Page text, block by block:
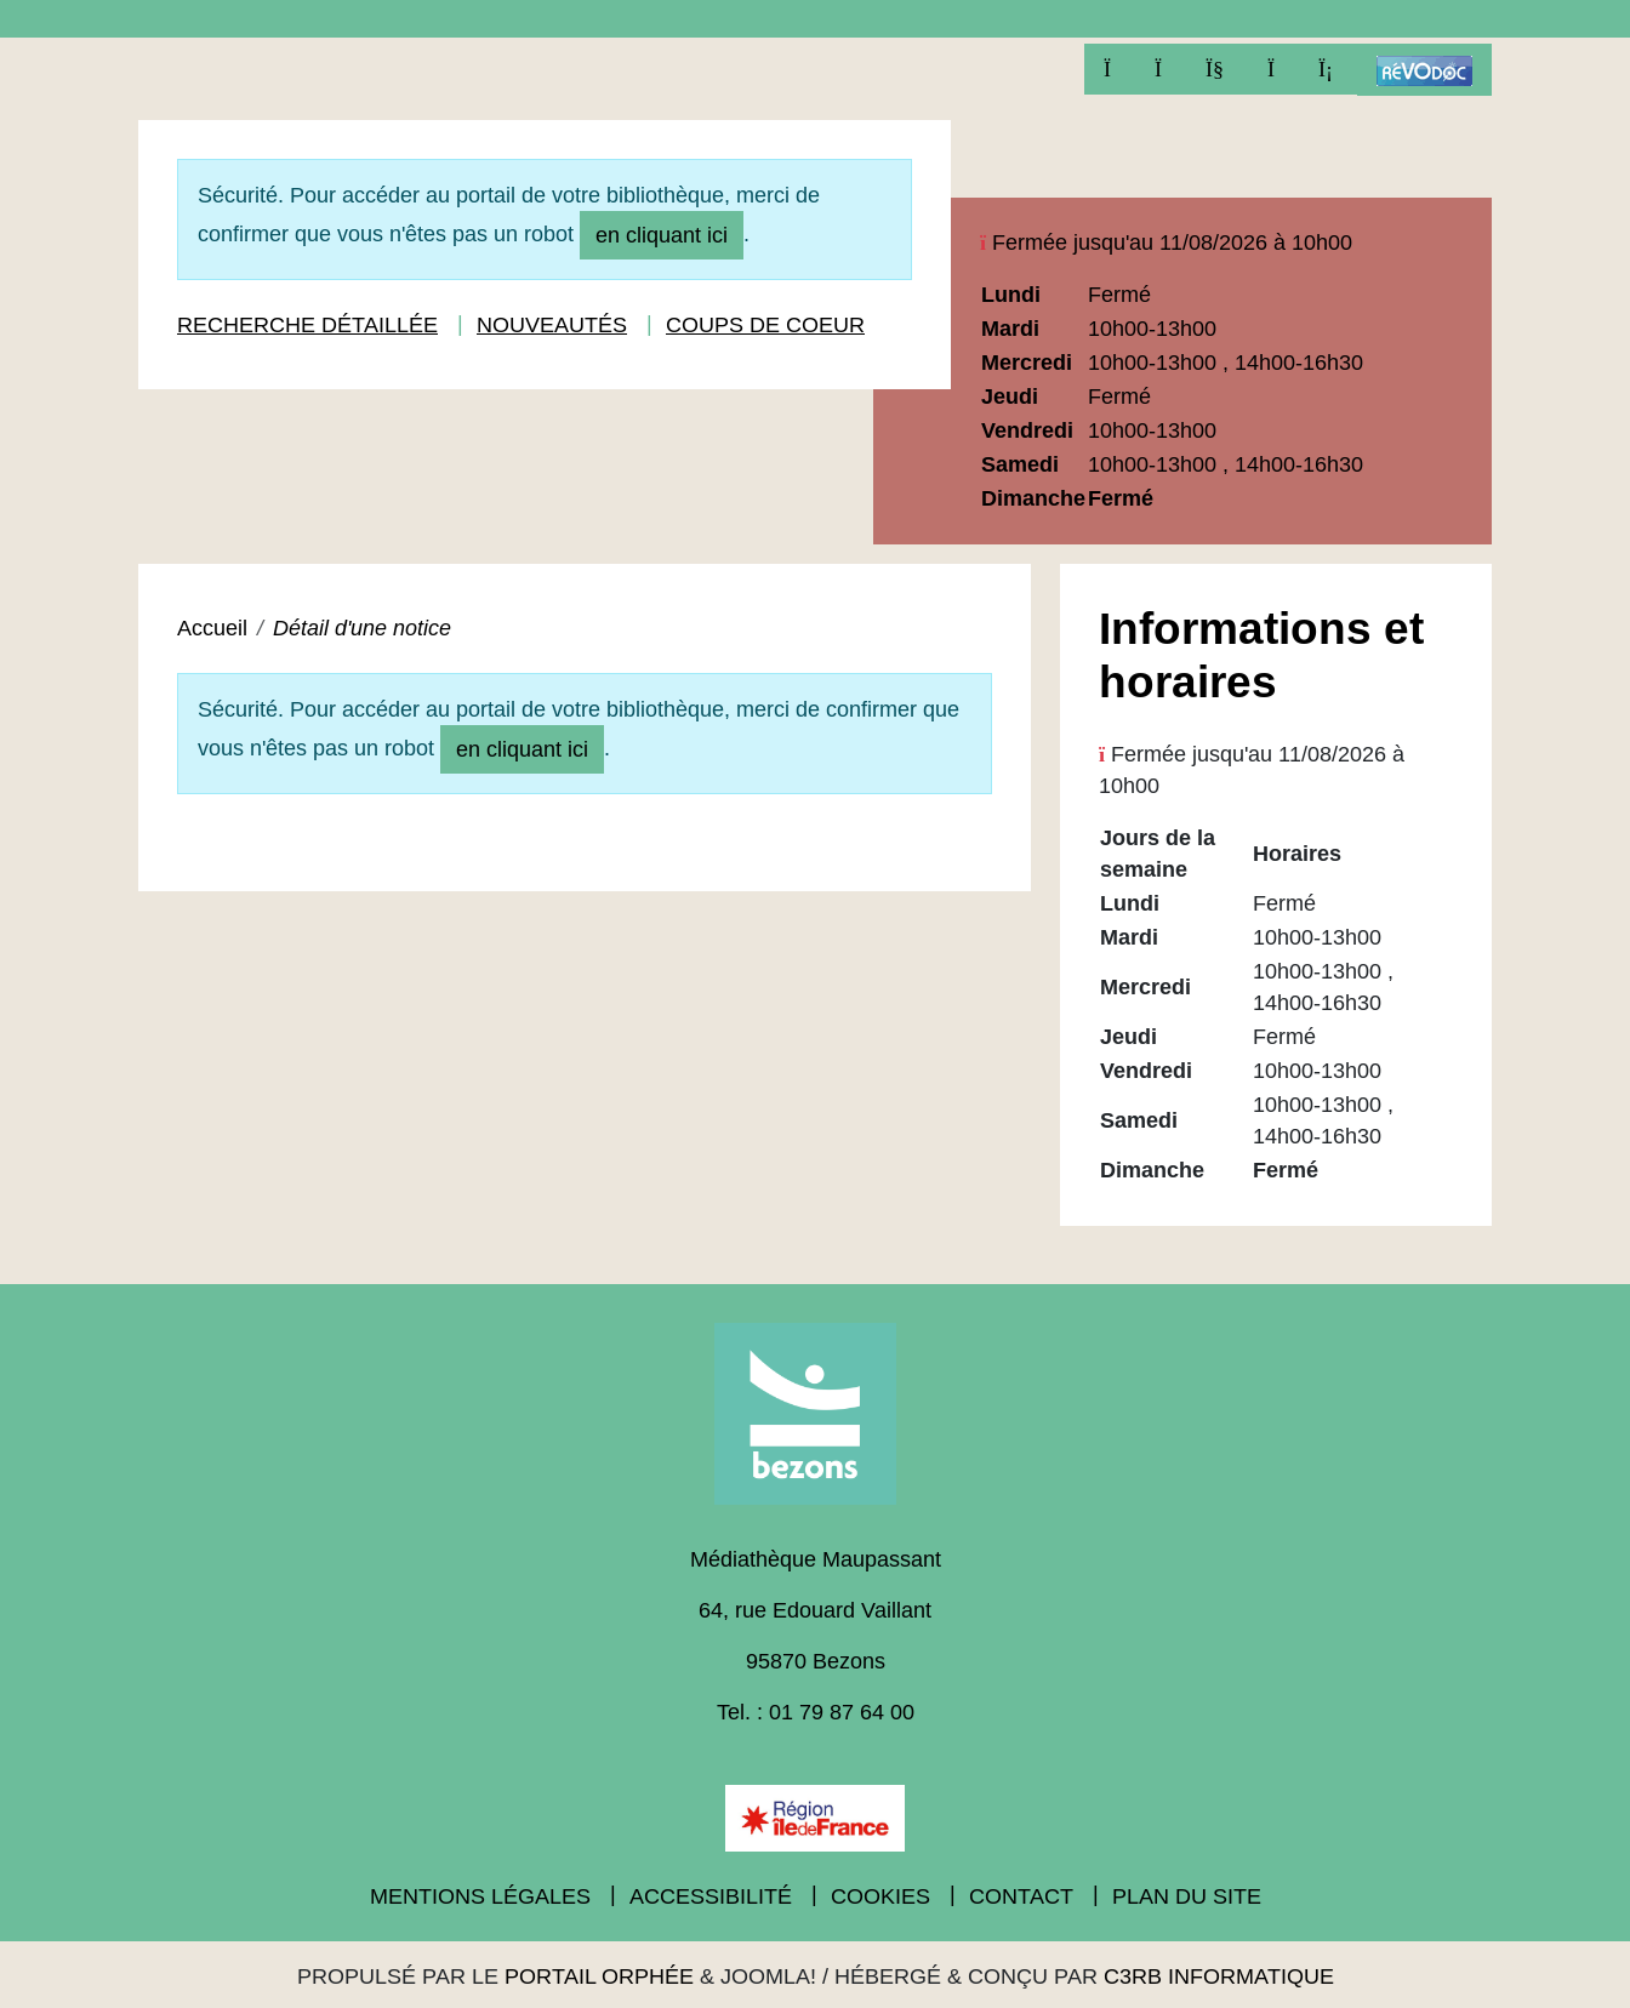
FACEBOOK
TWITTERYOUTUBEINSTAGRAM
LINKEDIN
Sécurité. Pour accéder au portail de votre bibliothèque, merci de
confirmer que vous n'êtes pas un robot
en cliquant ici .
RECHERCHE DÉTAILLÉE NOUVEAUTÉS COUPS DE COEUR
Fermée jusqu'au 11/08/2026 à 10h00
Horaires
Médiathèque
Maupassant
Lundi
Fermé
Mardi
10h00-13h00
Mercredi
10h00-13h00 , 14h00-16h30
Jeudi
Fermé
Vendredi
10h00-13h00
Samedi
10h00-13h00 , 14h00-16h30
DimancheFermé
Accueil Détail d'une notice
Sécurité. Pour accéder au portail de votre bibliothèque, merci de confirmer que
vous n'êtes pas un robot
en cliquant ici .
Informations et
horaires
Fermée jusqu'au 11/08/2026 à
10h00
Horaires
Médiathèque
Jours de la
semaine
Horaires
Lundi
Fermé
Mardi
10h00-13h00
Mercredi
10h00-13h00 ,
14h00-16h30
Jeudi
Fermé
Vendredi
10h00-13h00
Samedi
10h00-13h00 ,
14h00-16h30
Dimanche
Fermé
Médiathèque Maupassant
64, rue Edouard Vaillant
95870 Bezons
Tel. : 01 79 87 64 00
MENTIONS LÉGALES ACCESSIBILITÉ COOKIES CONTACT PLAN DU SITE
PROPULSÉ PAR LE PORTAIL ORPHÉE & JOOMLA! / HÉBERGÉ & CONÇU PAR C3RB INFORMATIQUE